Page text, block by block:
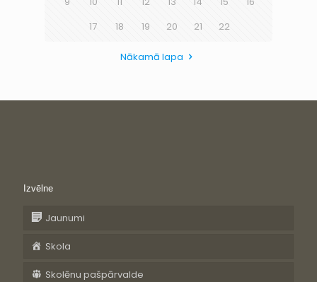
17
18 19 20 21 22
Nākamā lapa
Izvēlne
Jaunumi
Skola
Skolēnu pašpārvalde